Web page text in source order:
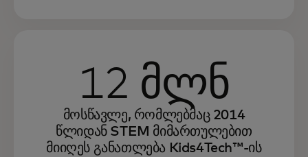
12 მლნ
მოსწავლე, რომლებმაც 2014
წლიდან STEM მიმართულებით
მიიღეს განათლება Kids4Tech™-ის